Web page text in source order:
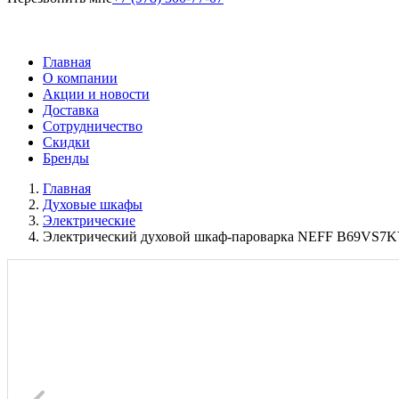
Главная
О компании
Акции и новости
Доставка
Сотрудничество
Скидки
Бренды
Главная
Духовые шкафы
Электрические
Электрический духовой шкаф-пароварка NEFF